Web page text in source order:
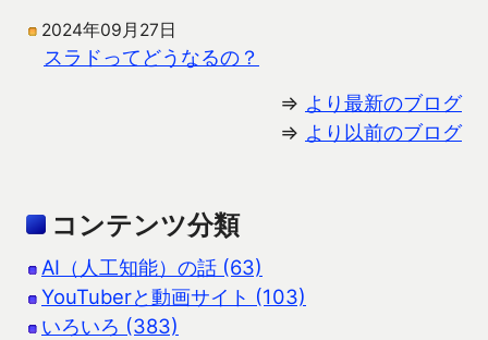
2024年09月27日
スラドってどうなるの？
⇒ より最新のブログ
⇒ より以前のブログ
コンテンツ分類
AI（人工知能）の話 (63)
YouTuberと動画サイト (103)
いろいろ (383)